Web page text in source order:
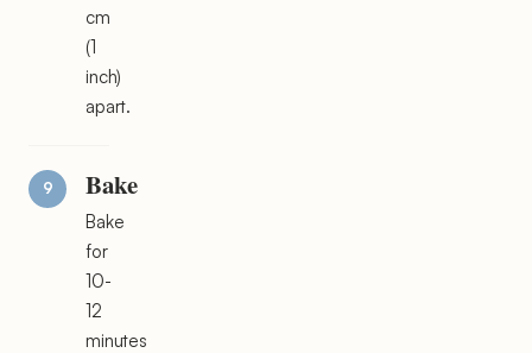
cm
(1
inch)
apart.
Bake
Bake
for
10-
12
minutes